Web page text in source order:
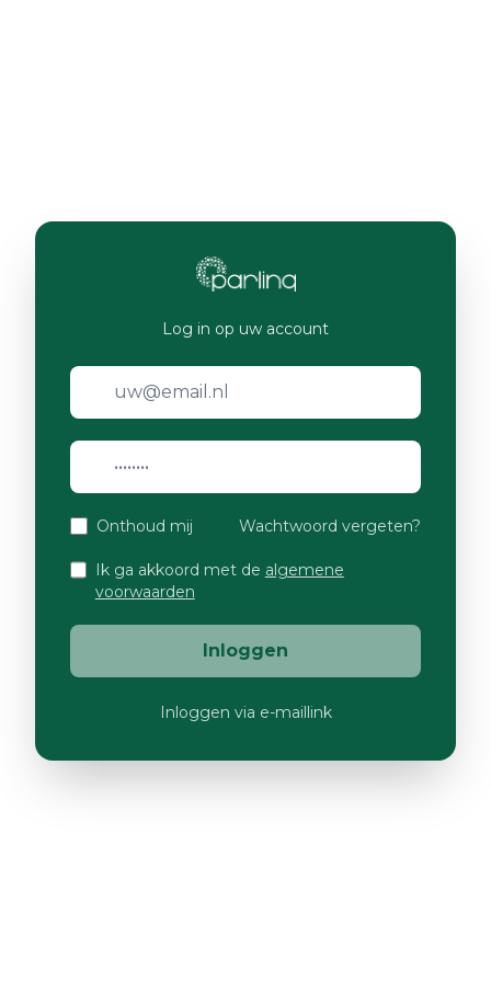
Log in op uw account
Onthoud mij Wachtwoord vergeten?
Ik ga akkoord met de algemene
voorwaarden
Inloggen
Inloggen via e-maillink